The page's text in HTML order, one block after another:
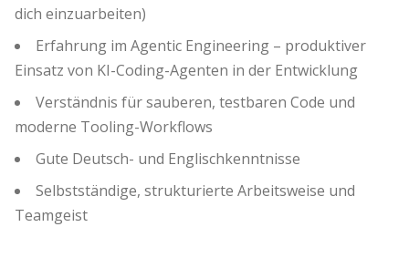
dich einzuarbeiten)
Erfahrung im Agentic Engineering – produktiver
Einsatz von KI-Coding-Agenten in der Entwicklung
Verständnis für sauberen, testbaren Code und
moderne Tooling-Workflows
Gute Deutsch- und Englischkenntnisse
Selbstständige, strukturierte Arbeitsweise und
Teamgeist